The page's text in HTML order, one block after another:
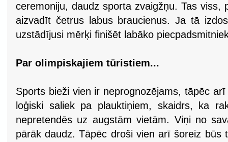
ceremoniju, daudz sporta zvaigžņu. Tas viss,
aizvadīt četrus labus braucienus. Ja tā
uzstādījusi mērķi finišēt labāko
Par olimpiskajiem tūristiem...
Sports bieži vien ir neprognozējams, tāpēc
loģiski saliek pa plauktiņiem, skaidrs, ka
nepretendēs uz augstām vietām. Viņi no
pārāk daudz. Tāpēc droši vien arī šoreiz būs